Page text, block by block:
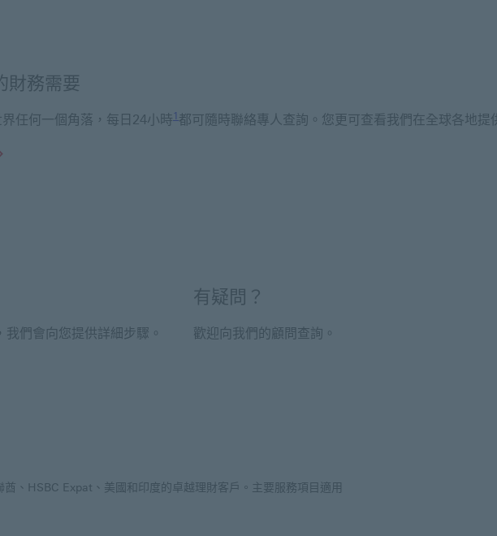
財務需要
任何一個角落，每日24小時 1 Footnote link 1
都可隨時聯絡專人查詢。您更可查看我們在全球各地提
們會向您提供詳細步驟。
有疑問？
歡迎向我們的顧問查詢。
、HSBC Expat、美國和印度的卓越理財客戶。主要服務項目適用